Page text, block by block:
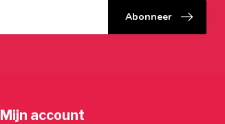
Abonneer
Mijn account